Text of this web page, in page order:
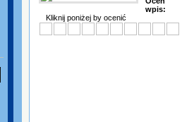
wpis:
Kliknij poniżej by ocenić